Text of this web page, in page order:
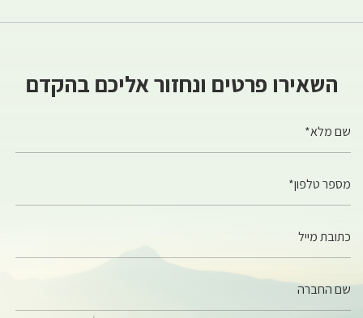
השאירו פרטים ונחזור אליכם בהקדם
שם מלא*
מספר טלפון*
כתובת מייל
שם החברה